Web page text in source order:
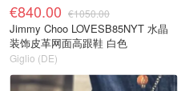
€840.00 €1050.00
Jimmy Choo LOVESB85NYT 水晶
装饰皮革网面高跟鞋 白色
Giglio (DE)